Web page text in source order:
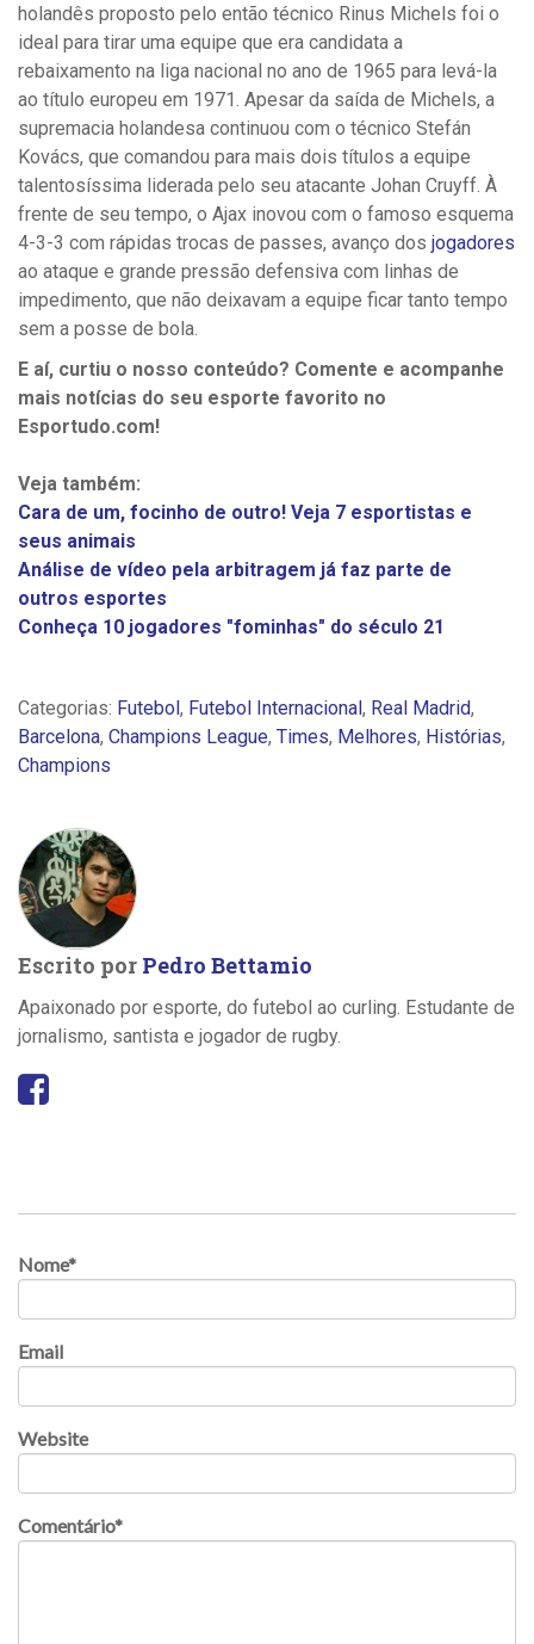
holandês proposto pelo então técnico Rinus Michels foi o
ideal para tirar uma equipe que era candidata a
rebaixamento na liga nacional no ano de 1965 para levá-la
ao título europeu em 1971. Apesar da saída de Michels, a
supremacia holandesa continuou com o técnico Stefán
Kovács, que comandou para mais dois títulos a equipe
talentosíssima liderada pelo seu atacante Johan Cruyff. À
frente de seu tempo, o Ajax inovou com o famoso esquema
4-3-3 com rápidas trocas de passes, avanço dos jogadores
ao ataque e grande pressão defensiva com linhas de
impedimento, que não deixavam a equipe ficar tanto tempo
sem a posse de bola.
E aí, curtiu o nosso conteúdo? Comente e acompanhe
mais notícias do seu esporte favorito no
Esportudo.com!
Veja também:
Cara de um, focinho de outro! Veja 7 esportistas e
seus animais
Análise de vídeo pela arbitragem já faz parte de
outros esportes
Conheça 10 jogadores "fominhas" do século 21
Categorias: Futebol, Futebol Internacional, Real Madrid,
Barcelona, Champions League, Times, Melhores, Histórias,
Champions
Escrito por Pedro Bettamio
Apaixonado por esporte, do futebol ao curling. Estudante de
jornalismo, santista e jogador de rugby.
Nome*
Email
Website
Comentário*